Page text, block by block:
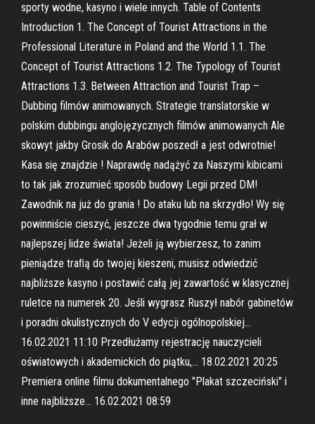
sporty wodne, kasyno i wiele innych. Table of Contents
Introduction 1. The Concept of Tourist Attractions in the
Professional Literature in Poland and the World 1.1. The
Concept of Tourist Attractions 1.2. The Typology of Tourist
Attractions 1.3. Between Attraction and Tourist Trap –
Dubbing filmów animowanych. Strategie translatorskie w
polskim dubbingu anglojęzycznych filmów animowanych Ale
skowyt jakby Grosik do Arabów poszedł a jest odwrotnie!
Kasa się znajdzie ! Naprawdę nadążyć za Naszymi kibicami
to tak jak zrozumieć sposób budowy Legii przed DM!
Zawodnik na już do grania ! Do ataku lub na skrzydło! Wy się
powinniście cieszyć, jeszcze dwa tygodnie temu grał w
najlepszej lidze świata! Jeżeli ją wybierzesz, to zanim
pieniądze traﬁą do twojej kieszeni, musisz odwiedzić
najbliższe kasyno i postawić całą jej zawartość w klasycznej
ruletce na numerek 20. Jeśli wygrasz Ruszył nabór gabinetów
i poradni okulistycznych do V edycji ogólnopolskiej…
16.02.2021 11:10 Przedłużamy rejestrację nauczycieli
oświatowych i akademickich do piątku,… 18.02.2021 20:25
Premiera online filmu dokumentalnego "Plakat szczeciński" i
inne najbliższe… 16.02.2021 08:59